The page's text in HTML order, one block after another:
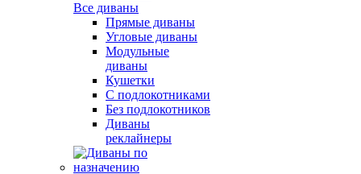
Все диваны
Прямые диваны
Угловые диваны
Модульные
диваны
Кушетки
С подлокотниками
Без подлокотников
Диваны
реклайнеры